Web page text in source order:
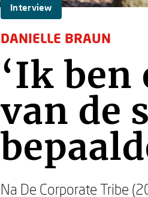
Interview
DANIELLE BRAUN
‘Ik
van de
Na De Corporate Tribe